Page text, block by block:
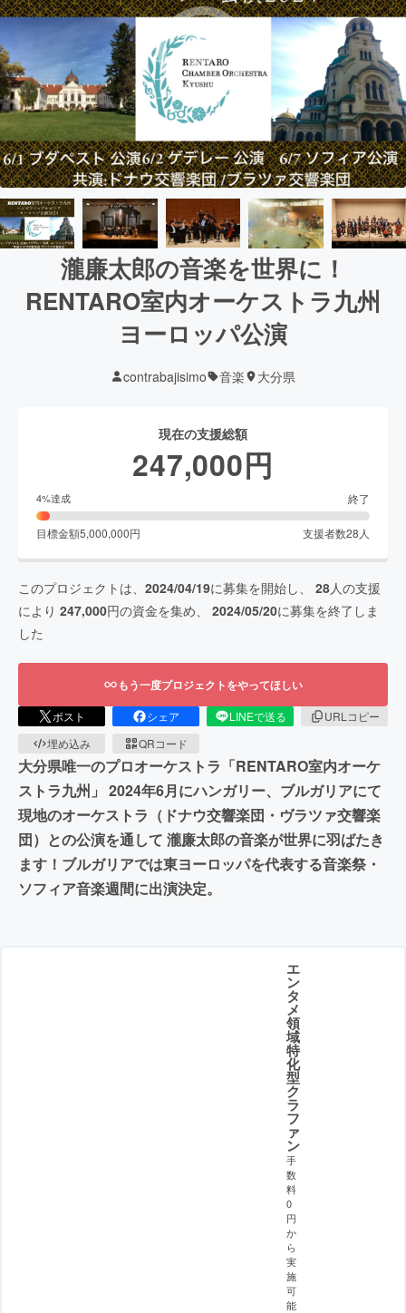
瀧廉太郎の音楽を世界に！
RENTARO室内オーケストラ九州
ヨーロッパ公演
contrabajisimo 音楽 大分県
現在の支援総額
247,000円
4%達成 終了
目標金額5,000,000円 支援者数28 人
このプロジェクトは、 2024/04/19に募集を開始し、 28人の支援
により 247,000円の資金を集め、 2024/05/20に募集を終了しま
した
もう一度プロジェクトをやってほしい
ポスト シェア LINEで送る
URLコピー
埋め込み
QRコード
大分県唯一のプロオーケストラ「RENTARO室内オーケ
ストラ九州」 2024年6月にハンガリー、ブルガリアにて
現地のオーケストラ（ドナウ交響楽団・ヴラツァ交響楽
団）との公演を通して 瀧廉太郎の音楽が世界に羽ばたき
ます！ブルガリアでは東ヨーロッパを代表する音楽祭・
ソフィア音楽週間に出演決定。
エ
ン
タ
メ
領
域
特
化
型
ク
ラ
フ
ァ
ン
手
数
料
0
円
か
ら
実
施
可
能